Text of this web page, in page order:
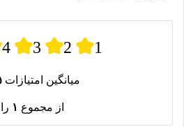
4 3 2 1
میانگین امتیازات
از مجموع ۱